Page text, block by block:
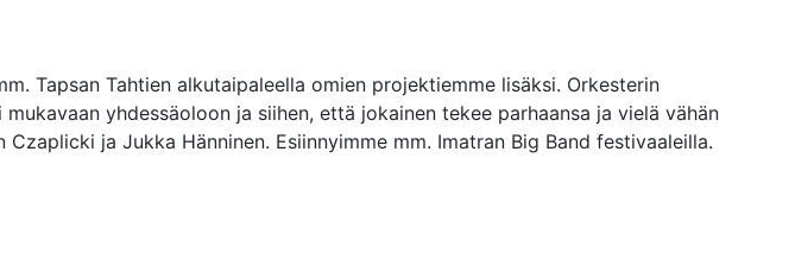
Tapsan Tahtien alkutaipaleella omien projektiemme lisäksi. Orkesterin
yhdessäoloon ja siihen, että jokainen tekee parhaansa ja vielä vähän
ja Jukka Hänninen. Esiinnyimme mm. Imatran Big Band festivaaleilla.